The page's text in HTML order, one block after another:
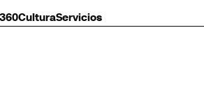
CulturaServicios